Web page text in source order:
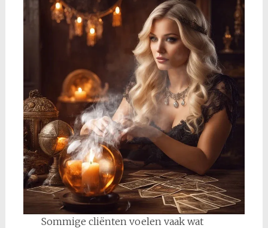
Sommige cliënten voelen vaak wat